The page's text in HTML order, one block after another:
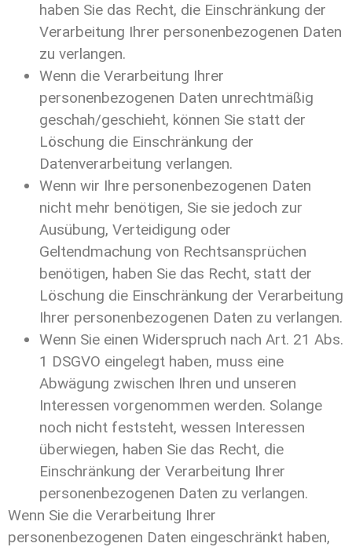
haben Sie das Recht, die Einschränkung der
Verarbeitung Ihrer personenbezogenen Daten
zu verlangen.
Wenn die Verarbeitung Ihrer
personenbezogenen Daten unrechtmäßig
geschah/geschieht, können Sie statt der
Löschung die Einschränkung der
Datenverarbeitung verlangen.
Wenn wir Ihre personenbezogenen Daten
nicht mehr benötigen, Sie sie jedoch zur
Ausübung, Verteidigung oder
Geltendmachung von Rechtsansprüchen
benötigen, haben Sie das Recht, statt der
Löschung die Einschränkung der Verarbeitung
Ihrer personenbezogenen Daten zu verlangen.
Wenn Sie einen Widerspruch nach Art. 21 Abs.
1 DSGVO eingelegt haben, muss eine
Abwägung zwischen Ihren und unseren
Interessen vorgenommen werden. Solange
noch nicht feststeht, wessen Interessen
überwiegen, haben Sie das Recht, die
Einschränkung der Verarbeitung Ihrer
personenbezogenen Daten zu verlangen.
Wenn Sie die Verarbeitung Ihrer
personenbezogenen Daten eingeschränkt haben,